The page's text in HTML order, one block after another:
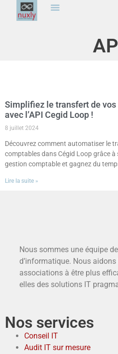
Simplifiez le transfert de
avec l’API Cegid Loop !
8 juillet 2024
Découvrez comment automatiser le
comptables dans Cégid Loop grâce
gestion comptable et gagnez du
Lire la suite »
Nous sommes une équipe
d’informatique. Nous
associations à être plus
elles des solutions IT
Nos services
Conseil IT
Audit IT sur mesure